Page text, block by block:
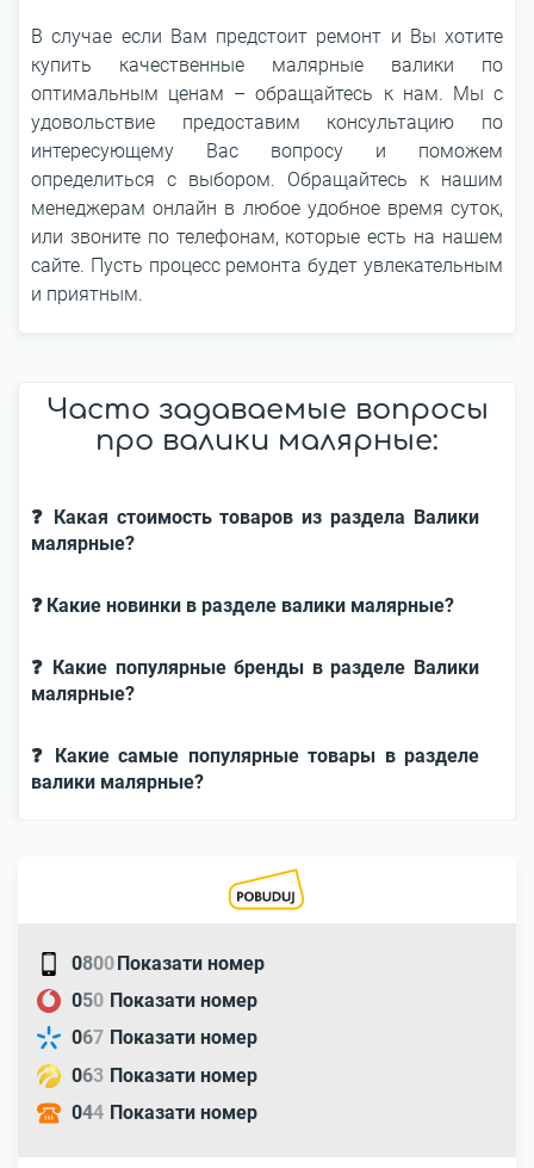
В случае если Вам предстоит ремонт и Вы хотите
купить качественные малярные валики по
оптимальным ценам – обращайтесь к нам. Мы с
удовольствие предоставим консультацию по
интересующему Вас вопросу и поможем
определиться с выбором. Обращайтесь к нашим
менеджерам онлайн в любое удобное время суток,
или звоните по телефонам, которые есть на нашем
сайте. Пусть процесс ремонта будет увлекательным
и приятным.
Часто задаваемые вопросы
про валики малярные:
❓ Какая стоимость товаров из раздела Валики
малярные?
❓ Какие новинки в разделе валики малярные?
❓ Какие популярные бренды в разделе Валики
малярные?
❓ Какие самые популярные товары в разделе
валики малярные?
0800Показати номер
050 Показати номер
067 Показати номер
063 Показати номер
044 Показати номер